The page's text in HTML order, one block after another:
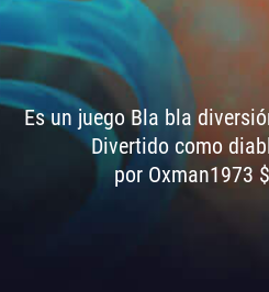
Es un juego Bla bla
Divertido como
por Oxman1973 $